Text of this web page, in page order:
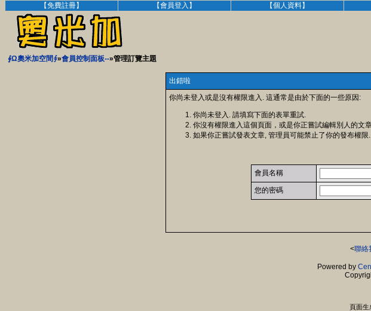
【免費註冊】 【會員登入】 【個人資料】
∮Ω奧米加空間∮»會員控制面板--»管理訂覽主題
出錯啦
你尚未登入或是沒有權限進入. 這通常是由於下面的一些原因:
你尚未登入. 請填寫下面的表單重試.
你沒有權限進入這個頁面，或是你正嘗試編輯別人的文
如果你正嘗試發表文章, 管理員可能禁止了你的發布權限.
會員名稱
您的密碼
<聯絡
Powered by
頁面生